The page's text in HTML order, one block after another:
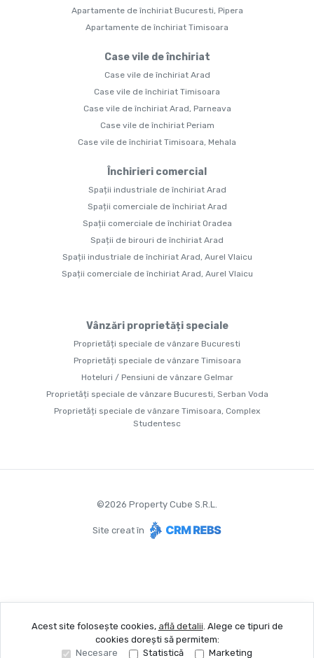
Apartamente de închiriat Bucuresti, Pipera
Apartamente de închiriat Timisoara
Case vile de închiriat
Case vile de închiriat Arad
Case vile de închiriat Timisoara
Case vile de închiriat Arad, Parneava
Case vile de închiriat Periam
Case vile de închiriat Timisoara, Mehala
Închirieri comercial
Spații industriale de închiriat Arad
Spații comerciale de închiriat Arad
Spații comerciale de închiriat Oradea
Spații de birouri de închiriat Arad
Spații industriale de închiriat Arad, Aurel Vlaicu
Spații comerciale de închiriat Arad, Aurel Vlaicu
Vânzări proprietăți speciale
Proprietăți speciale de vânzare Bucuresti
Proprietăți speciale de vânzare Timisoara
Hoteluri / Pensiuni de vânzare Gelmar
Proprietăți speciale de vânzare Bucuresti, Serban Voda
Proprietăți speciale de vânzare Timisoara, Complex
Studentesc
©2026 Property Cube S.R.L.
Site creat în
Acest site folosește cookies, află detalii. Alege ce tipuri de
cookies dorești să permitem:
Necesare
Statistică Marketing